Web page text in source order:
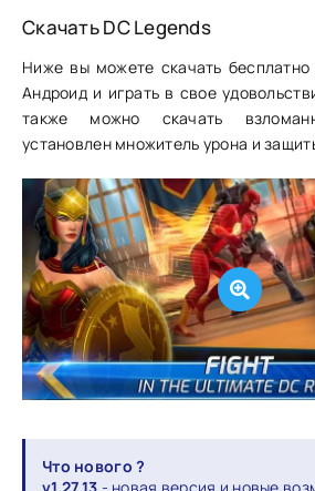
Скачать DC Legends
Ниже вы можете скачать бесплатно
Андроид и играть в свое
также можно скачать
установлен множитель урона и
Что нового ?